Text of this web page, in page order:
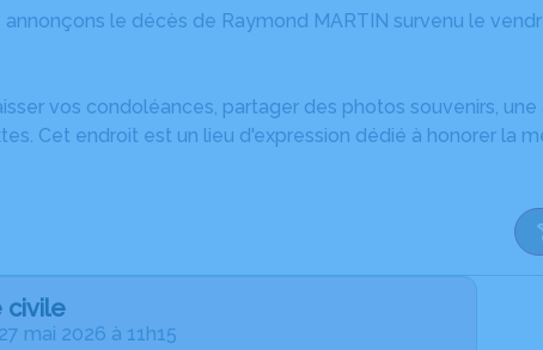
le décès de Raymond MARTIN survenu le
vos condoléances, partager des photos souvenirs,
Cet endroit est un lieu d'expression dédié à honorer la
civile
27 mai 2026 à 11h15